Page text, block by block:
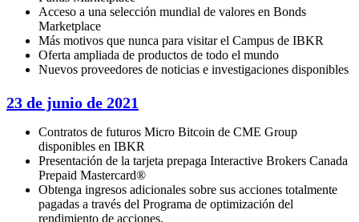
Acceso a una selección mundial de valores en Bonds
Marketplace
Más motivos que nunca para visitar el Campus de IBKR
Oferta ampliada de productos de todo el mundo
Nuevos proveedores de noticias e investigaciones disponibles
23 de junio de 2021
Contratos de futuros Micro Bitcoin de CME Group
disponibles en IBKR
Presentación de la tarjeta prepaga Interactive Brokers Canada
Prepaid Mastercard®
Obtenga ingresos adicionales sobre sus acciones totalmente
pagadas a través del Programa de optimización del
rendimiento de acciones.